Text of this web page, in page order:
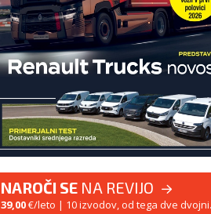
NAROČI SE NA REVIJO
39,00€/leto | 10 izvodov, od tega dve dvojni.